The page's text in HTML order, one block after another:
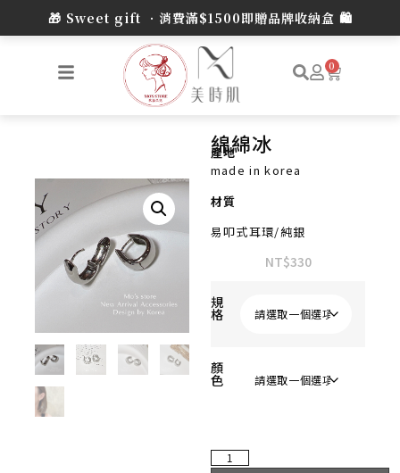
0
綿綿冰
產地
made in korea
材質
易叩式耳環/純銀
NT$330
規
格
顏
色